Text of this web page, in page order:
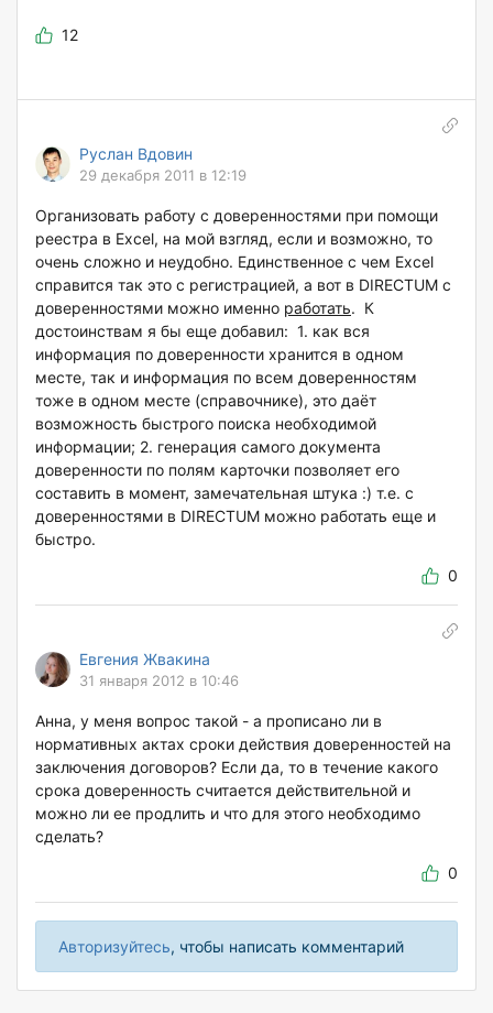
12
Руслан Вдовин
29 декабря 2011 в 12:19
Организовать работу с доверенностями при помощи
реестра в Excel, на мой взгляд, если и возможно, то
очень сложно и неудобно. Единственное с чем Excel
справится так это с регистрацией, а вот в DIRECTUM с
доверенностями можно именно работать. К
достоинствам я бы еще добавил: 1. как вся
информация по доверенности хранится в одном
месте, так и информация по всем доверенностям
тоже в одном месте (справочнике), это даёт
возможность быстрого поиска необходимой
информации; 2. генерация самого документа
доверенности по полям карточки позволяет его
составить в момент, замечательная штука :) т.е. с
доверенностями в DIRECTUM можно работать еще и
быстро.
0
Евгения Жвакина
31 января 2012 в 10:46
Анна, у меня вопрос такой - а прописано ли в
нормативных актах сроки действия доверенностей на
заключения договоров? Если да, то в течение какого
срока доверенность считается действительной и
можно ли ее продлить и что для этого необходимо
сделать?
0
Авторизуйтесь, чтобы написать комментарий